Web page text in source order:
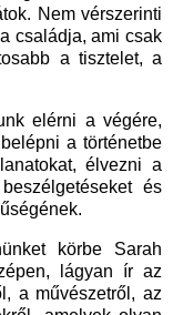
Nem vérszerinti
családja, ami csak
a tisztelet, a
elérni a végére,
a történetbe
élvezni a
és
körbe Sarah
lágyan ír az
a művészetről, az